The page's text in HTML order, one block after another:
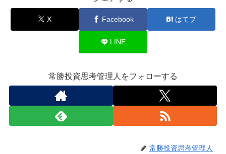
X Facebook はてブ
LINE
常勝投資思考管理人をフォローする
常勝投資思考管理人